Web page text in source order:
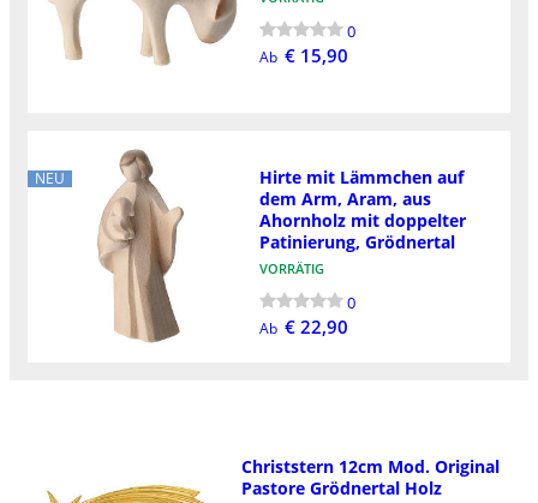
0
Ab € 15,90
NEU
Hirte mit Lämmchen auf
dem Arm, Aram, aus
Ahornholz mit doppelter
Patinierung, Grödnertal
VORRÄTIG
0
Ab € 22,90
Christstern 12cm Mod. Original
Pastore Grödnertal Holz